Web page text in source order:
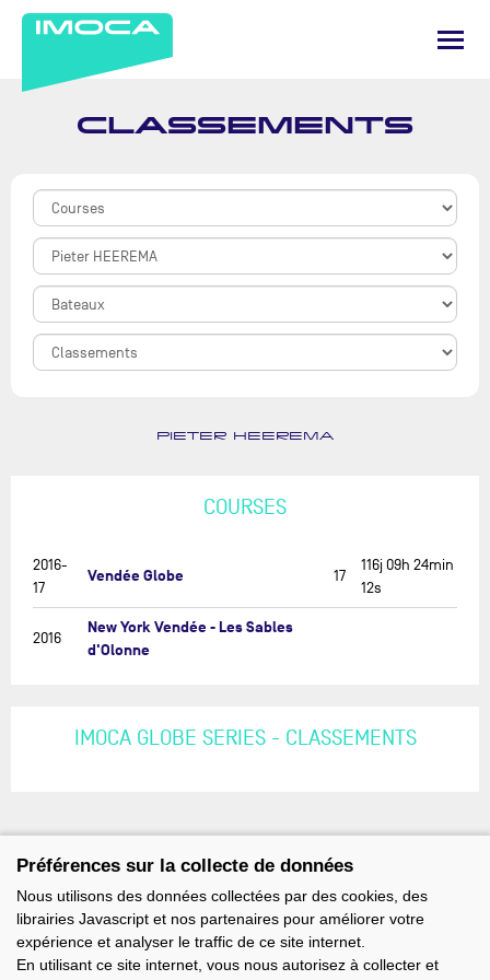
CLASSEMENTS
PIETER HEEREMA
COURSES
2016-
17
Vendée Globe 17
116j 09h 24min
12s
2016
New York Vendée - Les Sables
d'Olonne
IMOCA GLOBE SERIES - CLASSEMENTS
Préférences sur la collecte de données
Nous utilisons des données collectées par des cookies, des
librairies Javascript et nos partenaires pour améliorer votre
expérience et analyser le traffic de ce site internet.
En utilisant ce site internet, vous nous autorisez à collecter et